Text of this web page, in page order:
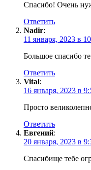
Спасибо! Очень
Ответить
Nadir:
11 января, 2023 в
Большое спасибо
Ответить
Vital:
16 января, 2023 в
Просто
Ответить
Евгений:
20 января, 2023 в
Спасибище тебе